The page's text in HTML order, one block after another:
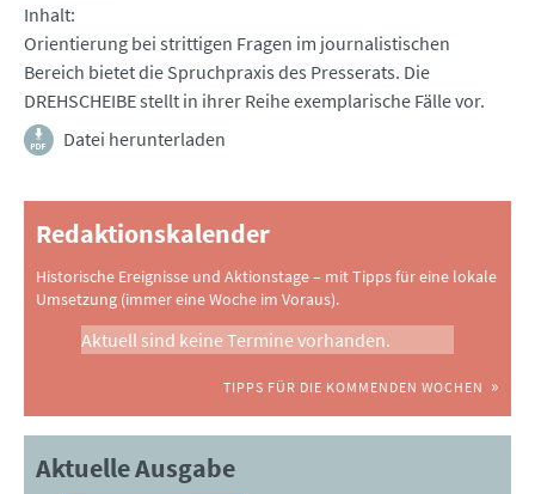
Inhalt
Orientierung bei strittigen Fragen im journalistischen
Bereich bietet die Spruchpraxis des Presserats. Die
DREHSCHEIBE stellt in ihrer Reihe exemplarische Fälle vor.
Datei herunterladen
Redaktionskalender
Historische Ereignisse und Aktionstage – mit Tipps für eine lokale
Umsetzung (immer eine Woche im Voraus).
Aktuell sind keine Termine vorhanden.
TIPPS FÜR DIE KOMMENDEN WOCHEN
Aktuelle Ausgabe